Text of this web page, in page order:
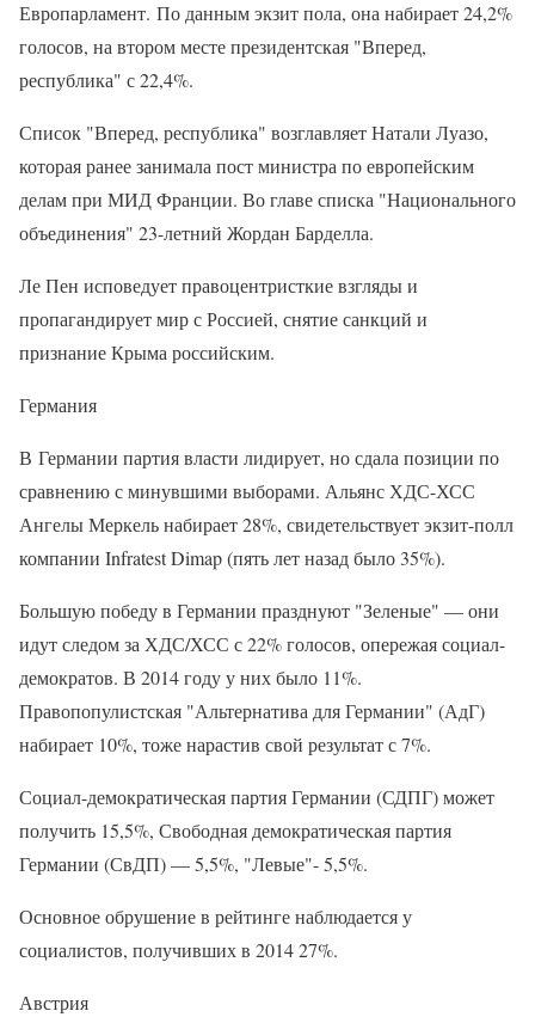
Европарламент. По данным экзит пола, она набирает 24,2%
голосов, на втором месте президентская "Вперед,
республика" с 22,4%.
Список "Вперед, республика" возглавляет Натали Луазо,
которая ранее занимала пост министра по европейским
делам при МИД Франции. Во главе списка "Национального
объединения" 23-летний Жордан Барделла.
Ле Пен исповедует правоцентристкие взгляды и
пропагандирует мир с Россией, снятие санкций и
признание Крыма российским.
Германия
В Германии партия власти лидирует, но сдала позиции по
сравнению с минувшими выборами. Альянс ХДС-ХСС
Ангелы Меркель набирает 28%, свидетельствует экзит-полл
компании Infratest Dimap (пять лет назад было 35%).
Большую победу в Германии празднуют "Зеленые" — они
идут следом за ХДС/ХСС с 22% голосов, опережая социал-
демократов. В 2014 году у них было 11%.
Правопопулистская "Альтернатива для Германии" (АдГ)
набирает 10%, тоже нарастив свой результат с 7%.
Социал-демократическая партия Германии (СДПГ) может
получить 15,5%, Свободная демократическая партия
Германии (СвДП) — 5,5%, "Левые"- 5,5%.
Основное обрушение в рейтинге наблюдается у
социалистов, получивших в 2014 27%.
Австрия